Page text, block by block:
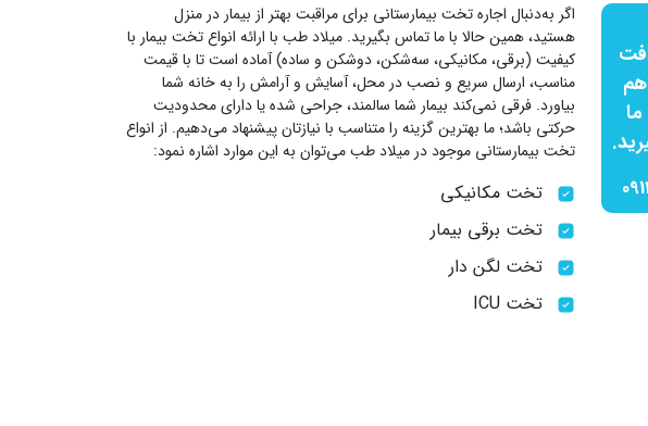
ما
اگر به‌دنبال اجاره تخت بیمارستانی برای مراقبت بهتر از بیمار در منزل
هستید، همین حالا با ما تماس بگیرید. میلاد طب با ارائه انواع تخت بیمار با
کیفیت (برقی، مکانیکی، سه‌شکن، دوشکن و ساده) آماده است تا با قیمت
مناسب، ارسال سریع و نصب در محل، آسایش و آرامش را به خانه شما
بیاورد. فرقی نمی‌کند بیمار شما سالمند، جراحی شده یا دارای محدودیت
حرکتی باشد؛ ما بهترین گزینه را متناسب با نیازتان پیشنهاد می‌دهیم. از انواع
تخت بیمارستانی موجود در میلاد طب می‌توان به این موارد اشاره نمود:
تخت مکانیکی
تخت برقی بیمار
تخت لگن دار
تخت ICU